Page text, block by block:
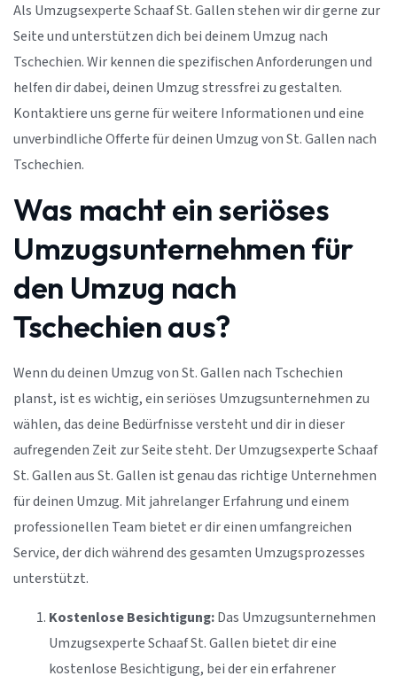
Als Umzugsexperte Schaaf St. Gallen stehen wir dir gerne zur
Seite und unterstützen dich bei deinem Umzug nach
Tschechien. Wir kennen die spezifischen Anforderungen und
helfen dir dabei, deinen Umzug stressfrei zu gestalten.
Kontaktiere uns gerne für weitere Informationen und eine
unverbindliche Offerte für deinen Umzug von St. Gallen nach
Tschechien.
Was macht ein seriöses
Umzugsunternehmen für
den Umzug nach
Tschechien aus?
Wenn du deinen Umzug von St. Gallen nach Tschechien
planst, ist es wichtig, ein seriöses Umzugsunternehmen zu
wählen, das deine Bedürfnisse versteht und dir in dieser
aufregenden Zeit zur Seite steht. Der Umzugsexperte Schaaf
St. Gallen aus St. Gallen ist genau das richtige Unternehmen
für deinen Umzug. Mit jahrelanger Erfahrung und einem
professionellen Team bietet er dir einen umfangreichen
Service, der dich während des gesamten Umzugsprozesses
unterstützt.
Kostenlose Besichtigung:Das Umzugsunternehmen
Umzugsexperte Schaaf St. Gallen bietet dir eine
kostenlose Besichtigung, bei der ein erfahrener